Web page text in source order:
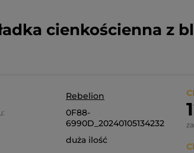
cienkościenna z
Rebelion
0F88-
6990D_20240105134232
duża ilość